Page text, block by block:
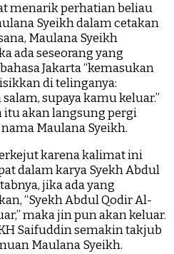
menarik perhatian beliau
Syeikh dalam cetakan
Maulana Syeikh
ada seseorang yang
Jakarta “kemasukan
di telinganya:
supaya kamu keluar.”
itu akan langsung pergi
Maulana Syeikh.
karena kalimat ini
dalam karya Syekh Abdul
jika ada yang
“Syekh Abdul Qodir Al-
maka jin pun akan keluar.
Saifuddin semakin takjub
Maulana Syeikh.